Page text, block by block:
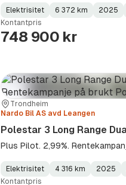
Fuel
Type:
Elektrisitet
Kilometerstand:
6 372 km
Model
Year:
2025
Gearbox
Type:
Kontantpris
748 900 kr
Sted:Trondheim
Forhandler:
Nardo Bil AS avd Leangen
Polestar 3 Long Range
Plus Pilot. 2,99%.
Fuel
Elektrisitet
Kilometerstand:
4 316 km
Model
2025
Gearbox
Kontantpris